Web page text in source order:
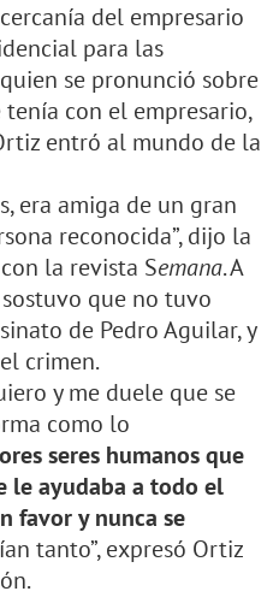
del empresario
para las
se pronunció sobre
con el empresario,
entró al mundo de la
era amiga de un gran
reconocida”, dijo la
la revista Semana. A
que no tuvo
de Pedro Aguilar, y
crimen.
y me duele que se
como lo
seres humanos que
le ayudaba a todo el
favor y nunca se
tanto”, expresó Ortiz